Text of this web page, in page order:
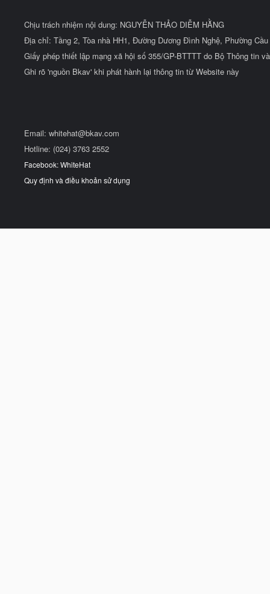
Chịu trách nhiệm nội dung: NGUYỄN THẢO DIỄM HẰNG
Địa chỉ: Tầng 2, Tòa nhà HH1, Đường Dương Đình Nghệ, Phường
Giấy phép thiết lập mạng xã hội số 355/GP-BTTTT do Bộ Thông tin
Ghi rõ 'nguồn Bkav' khi phát hành lại thông tin từ Website này
Email: whitehat@bkav.com
Hotline: (024) 3763 2552
Facebook: WhiteHat
Quy định và điều khoản sử dụng